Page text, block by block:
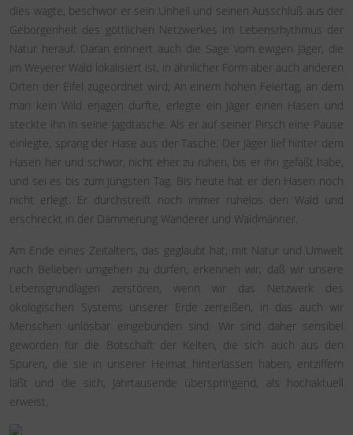
dies wagte, beschwor er sein Unheil und seinen Ausschluß aus der
Geborgenheit des göttlichen Netzwerkes im Lebensrhythmus der
Natur herauf. Daran erinnert auch die Sage vom ewigen Jäger, die
im Weyerer Wald lokalisiert ist, in ähnlicher Form aber auch anderen
Orten der Eifel zugeordnet wird; An einem hohen Feiertag, an dem
man kein Wild erjagen durfte, erlegte ein Jäger einen Hasen und
steckte ihn in seine Jagdtasche. Als er auf seiner Pirsch eine Pause
einlegte, sprang der Hase aus der Tasche. Der Jäger lief hinter dem
Hasen her und schwor, nicht eher zu ruhen, bis er ihn gefaßt habe,
und sei es bis zum Jüngsten Tag. Bis heute hat er den Hasen noch
nicht erlegt. Er durchstreift noch immer ruhelos den Wald und
erschreckt in der Dämmerung Wanderer und Waidmänner.
Am Ende eines Zeitalters, das geglaubt hat, mit Natur und Umwelt
nach Belieben umgehen zu dürfen, erkennen wir, daß wir unsere
Lebensgrundlagen zerstören, wenn wir das Netzwerk des
ökologischen Systems unserer Erde zerreißen, in das auch wir
Menschen unlösbar eingebunden sind. Wir sind daher sensibel
geworden für die Botschaft der Kelten, die sich auch aus den
Spuren, die sie in unserer Heimat hinterlassen haben, entziffern
läßt und die sich, Jahrtausende überspringend, als hochaktuell
erweist.